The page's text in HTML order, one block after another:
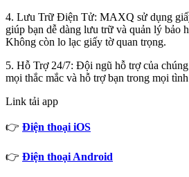
4. Lưu Trữ Điện Tử: MAXQ sử dụng
giúp bạn dễ dàng lưu trữ và quản lý bảo
Không còn lo lạc giấy tờ quan trọng.
5. Hỗ Trợ 24/7: Đội ngũ hỗ trợ của
mọi thắc mắc và hỗ trợ bạn trong mọi
Link tải app
👉 Điện thoại iOS
👉 Điện thoại Android